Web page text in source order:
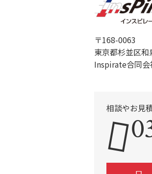
〒168-0063
東京都杉並区
Inspirate合同会
相談やお見